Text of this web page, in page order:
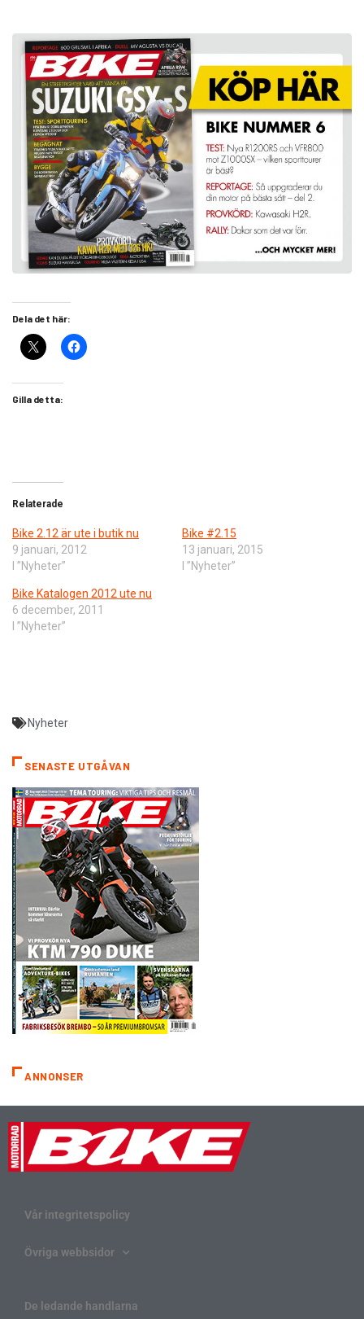
Dela det här:
Gilla detta:
Relaterade
Bike 2.12 är ute i butik nu
9 januari, 2012
I ”Nyheter”
Bike #2.15
13 januari, 2015
I ”Nyheter”
Bike Katalogen 2012 ute nu
6 december, 2011
I ”Nyheter”
Nyheter
SENASTE UTGÅVAN
ANNONSER
Vår integritetspolicy
Övriga webbsidor
De ledande handlarna